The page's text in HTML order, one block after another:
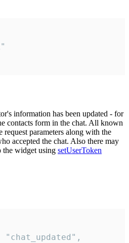
information has been updated - for
contacts form in the chat. All known
request parameters along with the
accepted the chat. Also there may
the widget using setUserToken
"chat_updated",